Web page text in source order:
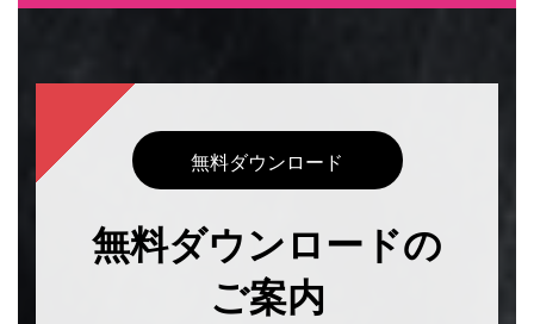
無料ダウンロード
無料ダウンロードの
ご案内
プ